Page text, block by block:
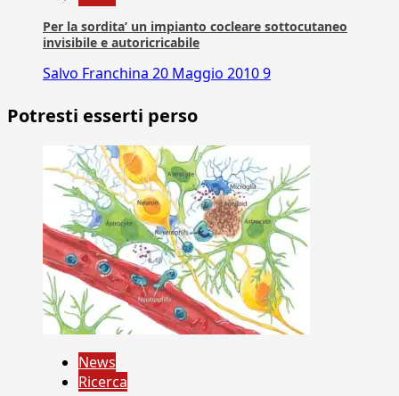
Per la sordita’ un impianto cocleare sottocutaneo
invisibile e autoricricabile
Salvo Franchina 20 Maggio 20109
Potresti esserti perso
News
Ricerca